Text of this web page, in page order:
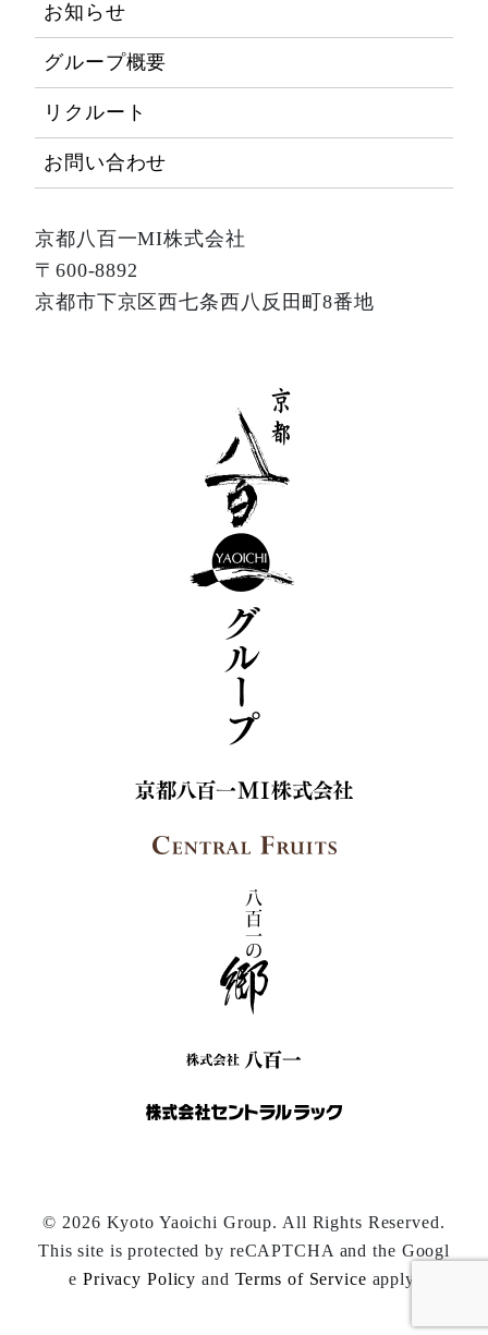
お知らせ
グループ概要
リクルート
お問い合わせ
京都八百一MI株式会社
〒600-8892
京都市下京区西七条西八反田町8番地
© 2026 Kyoto Yaoichi Group. All Rights Reserved.
This site is protected by reCAPTCHA and the Googl
e Privacy Policy and Terms of Service apply.